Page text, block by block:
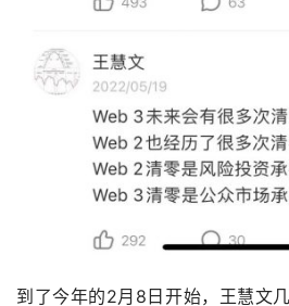
到了今年的2月8日开始，王慧文